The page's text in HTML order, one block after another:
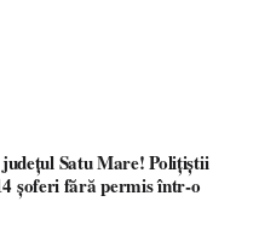
Satu Mare! Polițiștii
șoferi fără permis într-o